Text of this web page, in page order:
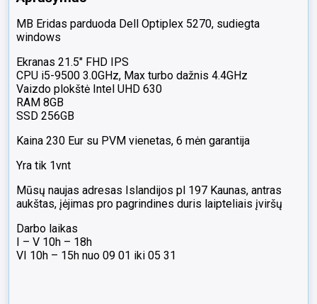
MB Eridas parduoda Dell Optiplex 5270, sudiegta
windows
Ekranas 21.5″ FHD IPS
CPU i5-9500 3.0GHz, Max turbo dažnis 4.4GHz
Vaizdo plokštė Intel UHD 630
RAM 8GB
SSD 256GB
Kaina 230 Eur su PVM vienetas, 6 mėn garantija
Yra tik 1vnt
Mūsų naujas adresas Islandijos pl 197 Kaunas, antras
aukštas, įėjimas pro pagrindines duris laipteliais įviršų
Darbo laikas
I – V 10h – 18h
VI 10h – 15h nuo 09 01 iki 05 31